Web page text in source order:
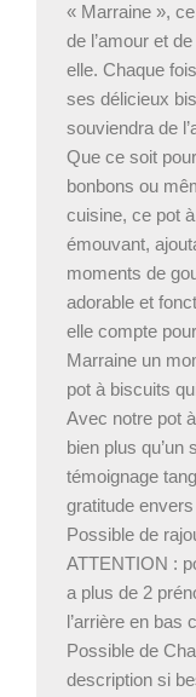
« Marraine »,
de l’amour et
elle. Chaque
ses délicieux
souviendra de
Que ce soit
bonbons ou
cuisine, ce pot
émouvant,
moments de
adorable et
elle compte
Marraine un
pot à biscuits
Avec notre pot
bien plus
témoignage
gratitude
Possible de
ATTENTION :
a plus de 2
l’arrière en bas
Possible de
description si